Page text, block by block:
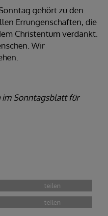
gehört zu den
Errungenschaften, die
Christentum verdankt.
Wir
im Sonntagsblatt für